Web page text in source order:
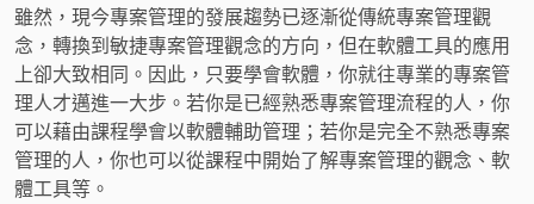
雖然，現今專案管理的發展趨勢已逐漸從傳統專案管理觀
念，轉換到敏捷專案管理觀念的方向，但在軟體工具的應用
上卻大致相同。因此，只要學會軟體，你就往專業的專案管
理人才邁進一大步。若你是已經熟悉專案管理流程的人，你
可以藉由課程學會以軟體輔助管理；若你是完全不熟悉專案
管理的人，你也可以從課程中開始了解專案管理的觀念、軟
體工具等。